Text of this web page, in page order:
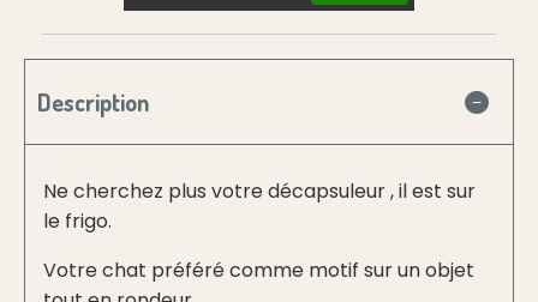
Description
Ne cherchez plus votre décapsuleur , il est sur
le frigo.
Votre chat préféré comme motif sur un objet